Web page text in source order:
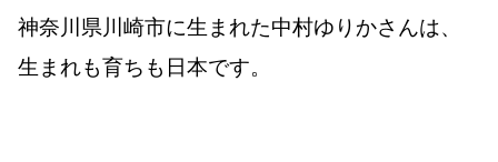
神奈川県川崎市に生まれた中村ゆりかさんは、
生まれも育ちも日本です。